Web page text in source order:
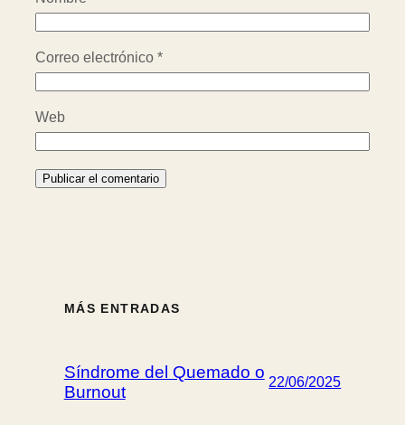
Correo electrónico*
Web
MÁS ENTRADAS
Síndrome del Quemado o
Burnout
22/06/2025